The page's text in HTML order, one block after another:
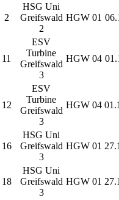
2
HSG Uni
Greifswald
2
HGW 01
11
ESV
Turbine
Greifswald
3
HGW 04
12
ESV
Turbine
Greifswald
3
HGW 04
16
HSG Uni
Greifswald
3
HGW 01
18
HSG Uni
Greifswald
3
HGW 01